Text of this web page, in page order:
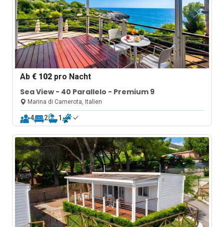
Ab€ 102 pro Nacht
Sea View - 40 Parallelo - Premium 9
Marina di Camerota, Italien
4 2 1